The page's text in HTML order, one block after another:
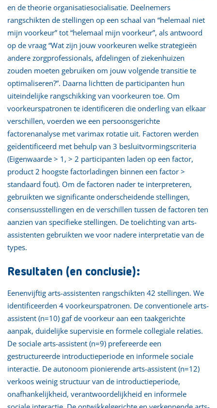
en de theorie organisatiesocialisatie. Deelnemers
rangschikten de stellingen op een schaal van “helemaal niet
mijn voorkeur” tot “helemaal mijn voorkeur”, als antwoord
op de vraag “Wat zijn jouw voorkeuren welke strategieën
andere zorgprofessionals, afdelingen of ziekenhuizen
zouden moeten gebruiken om jouw volgende transitie te
optimaliseren?”. Daarna lichtten de participanten hun
uiteindelijke rangschikking van voorkeuren toe. Om
voorkeurspatronen te identificeren die onderling van elkaar
verschillen, voerden we een persoonsgerichte
factorenanalyse met varimax rotatie uit. Factoren werden
geïdentificeerd met behulp van 3 besluitvormingscriteria
(Eigenwaarde > 1, > 2 participanten laden op een factor,
product 2 hoogste factorladingen binnen een factor >
standaard fout). Om de factoren nader te interpreteren,
gebruikten we significante onderscheidende stellingen,
consensusstellingen en de verschillen tussen de factoren ten
aanzien van specifieke stellingen. De toelichting van arts-
assistenten gebruikten we voor nadere interpretatie van de
types.
Resultaten (en conclusie):
Eenenvijftig arts-assistenten rangschikten 42 stellingen. We
identificeerden 4 voorkeurspatronen. De conventionele arts-
assistent (n=10) gaf de voorkeur aan een taakgerichte
aanpak, duidelijke supervisie en formele collegiale relaties.
De sociale arts-assistent (n=9) prefereerde een
gestructureerde introductieperiode en informele sociale
interactie. De autonoom pionierende arts-assistent (n=12)
verkoos weinig structuur van de introductieperiode,
onafhankelijkheid, verantwoordelijkheid en informele